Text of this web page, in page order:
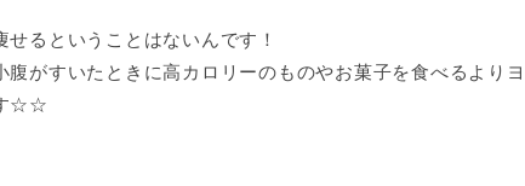
るということはないんです！
がすいたときに高カロリーのものやお菓子を食べるより
す☆☆